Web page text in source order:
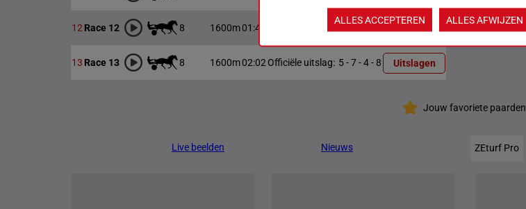
12Race 12 8 1600m01:45 Uitslagen
13 Race 13 8 1600m02:02 Officiële uitslag: 5 - 7 - 4 - 8 Uitslagen
Jouw favoriete paarden
Live beelden Nieuws ZEturf Pro
ALLES ACCEPTEREN ALLES AFWIJZEN